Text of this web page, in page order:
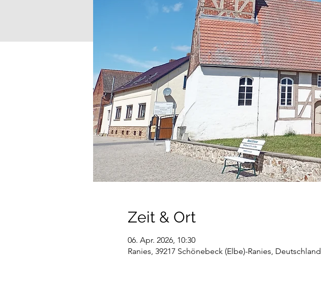
Zeit & Ort
06. Apr. 2026, 10:30
Ranies, 39217 Schönebeck (Elbe)-Ranies, Deutschland